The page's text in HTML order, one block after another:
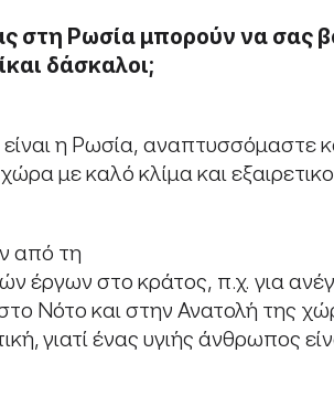
στη Ρωσία μπορούν να σας
και δάσκαλοι;
Ρωσία, αναπτυσσόμαστε και
με καλό κλίμα και
από τη
έργων στο κράτος, π.χ. για
Νότο και στην Ανατολή της
γιατί ένας υγιής άνθρωπος